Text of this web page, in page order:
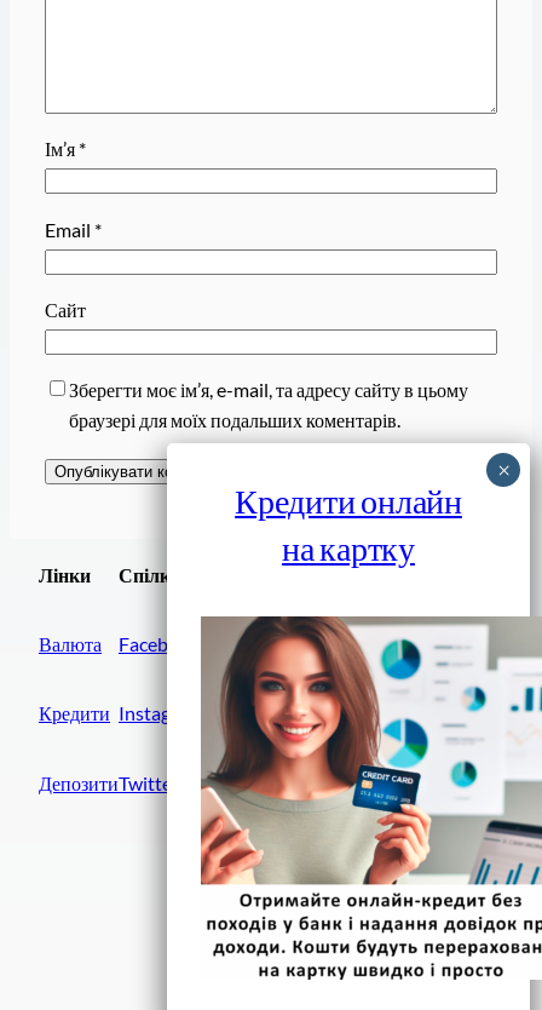
Ім’я *
Email *
Сайт
Зберегти моє ім’я, e-mail, та адресу сайту в цьому
браузері для моїх подальших коментарів.
Лінки
Валюта
Кредити
Депозити
Спілки
Facebook
Instagram
Twitter
Завантажити
Фінанси IN UA
вулиця Хрещатик, 14
Київ, 01001
Україна
Кредити онлайн
на картку